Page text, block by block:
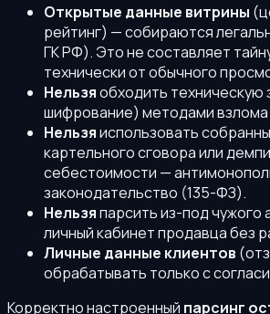
Открытые данные витрины
рейтинг) — собираются
ГК РФ). Это не составляет
технически от обычного
Нельзяобходить техническую
шифрование) методами взлома
Нельзяиспользовать
картельного сговора или
себестоимости —
законодательство (135-ФЗ).
Нельзяпарсить из-под чужого
личный кабинет продавца без
Личные данные клиентов
обрабатывать только с
Корректно настроенный парсинг